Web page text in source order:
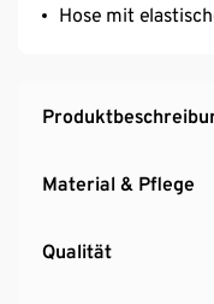
Hose mit
Material & Pflege
Qualität